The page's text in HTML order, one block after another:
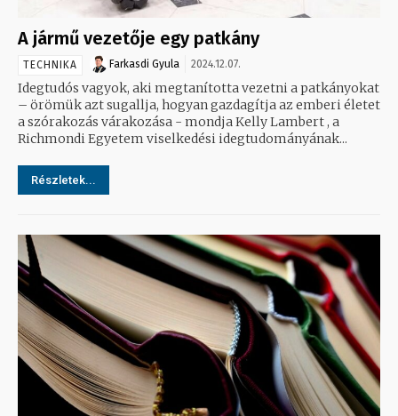
A jármű vezetője egy patkány
TECHNIKA Farkasdi Gyula 2024.12.07.
Idegtudós vagyok, aki megtanította vezetni a patkányokat
– örömük azt sugallja, hogyan gazdagítja az emberi életet
a szórakozás várakozása - mondja Kelly Lambert , a
Richmondi Egyetem viselkedési idegtudományának...
Részletek...